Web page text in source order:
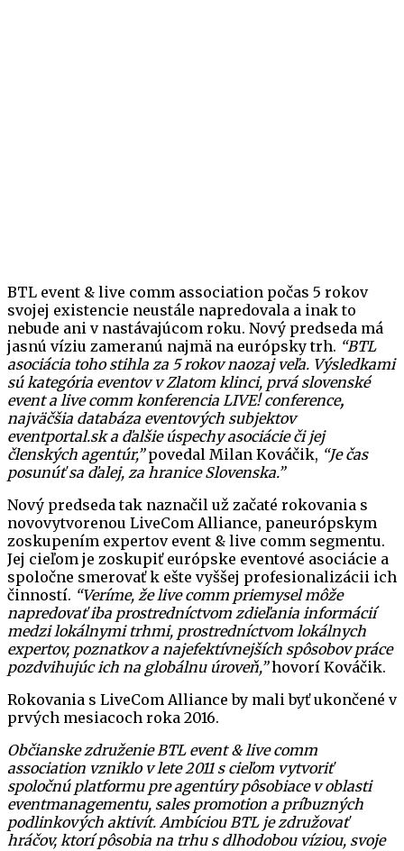
BTL event & live comm association počas 5 rokov
svojej existencie neustále napredovala a inak to
nebude ani v nastávajúcom roku. Nový predseda má
jasnú víziu zameranú najmä na európsky trh. “BTL
asociácia toho stihla za 5 rokov naozaj veľa. Výsledkami
sú kategória eventov v Zlatom klinci, prvá slovenské
event a live comm konferencia LIVE! conference,
najväčšia databáza eventových subjektov
eventportal.sk a ďalšie úspechy asociácie či jej
členských agentúr,”povedal Milan Kováčik, “Je čas
posunúť sa ďalej, za hranice Slovenska.”
Nový predseda tak naznačil už začaté rokovania s
novovytvorenou LiveCom Alliance, paneurópskym
zoskupením expertov event & live comm segmentu.
Jej cieľom je zoskupiť európske eventové asociácie a
spoločne smerovať k ešte vyššej profesionalizácii ich
činností. “Veríme, že live comm priemysel môže
napredovať iba prostredníctvom zdieľania informácií
medzi lokálnymi trhmi, prostredníctvom lokálnych
expertov, poznatkov a najefektívnejších spôsobov práce
pozdvihujúc ich na globálnu úroveň,”hovorí Kováčik.
Rokovania s LiveCom Alliance by mali byť ukončené v
prvých mesiacoch roka 2016.
Občianske združenie BTL event & live comm
association vzniklo v lete 2011 s cieľom vytvoriť
spoločnú platformu pre agentúry pôsobiace v oblasti
eventmanagementu, sales promotion a príbuzných
podlinkových aktivít. Ambíciou BTL je združovať
hráčov, ktorí pôsobia na trhu s dlhodobou víziou, svoje